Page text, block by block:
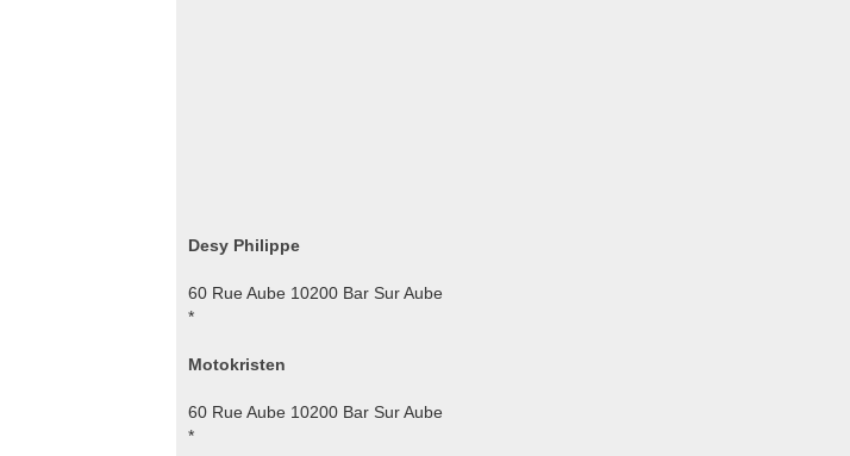
Desy Philippe
60 Rue Aube 10200 Bar Sur Aube
*
Motokristen
60 Rue Aube 10200 Bar Sur Aube
*